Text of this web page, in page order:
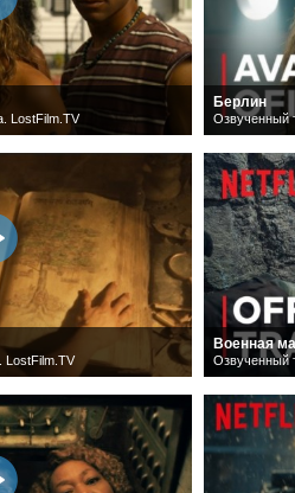
LostFilm.TV
LostFilm.TV
Берлин
Озвученный
Военная
Озвученный